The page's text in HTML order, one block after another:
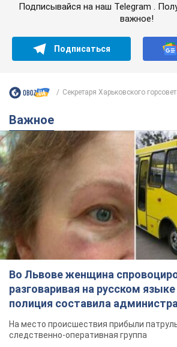
Подписывайся на наш Telegram .
важное!
Подписаться
Секретаря Харьковского
Важное
Во Львове женщина
разговаривая на русском
полиция составила
протокол. Видео
На место происшествия прибыли
следственно-оперативная группа